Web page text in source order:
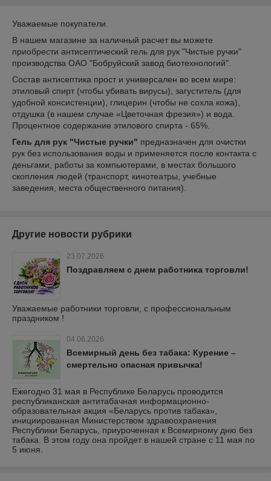
Уважаемые покупатели.
В нашем магазине за наличный расчет вы можете
приобрести антисептический гель для рук "Чистые ручки"
производства ОАО "Бобруйский завод биотехнологий".
Состав антисептика прост и универсален во всем мире:
этиловый спирт (чтобы убивать вирусы), загуститель (для
удобной консистенции), глицерин (чтобы не сохла кожа),
отдушка (в нашем случае «Цветочная фрезия») и вода.
Процентное содержание этилового спирта - 65%.
Гель для рук "Чистые ручки" предназначен для очистки
рук без использования воды и применяется после контакта с
деньгами, работы за компьютерами, в местах большого
скопления людей (транспорт, кинотеатры, учебные
заведения, места общественного питания).
Другие новости рубрики
23.07.2026
Поздравляем с днем работника торговли!
Уважаемые работники торговли, с профессиональным
праздником !
04.06.2026
Всемирный день без табака: Курение –
смертельно опасная привычка!
Ежегодно 31 мая в Республике Беларусь проводится
республиканская антитабачная информационно-
образовательная акция «Беларусь против табака»,
инициированная Министерством здравоохранения
Республики Беларусь, приуроченная к Всемирному дню без
табака. В этом году она пройдет в нашей стране с 11 мая по
5 июня.